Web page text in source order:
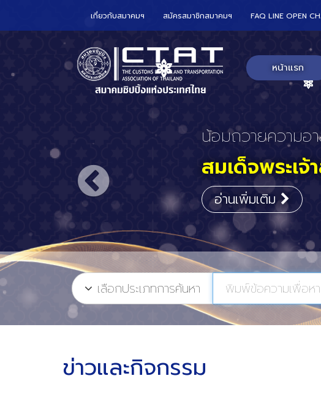
CTAT เข้าร่วมงาน
ร่วมกับสถาน
อาณาจักร
ประจำประเทศไ
อ่านเพิ่มเติม
เกี่ยวกับสมาคมฯ สมัครสมาชิกสมาคมฯ FAQ LINE OPEN
หน้าแรก
เลือกประเภทการค้นหา
ข่าวและกิจกรรม